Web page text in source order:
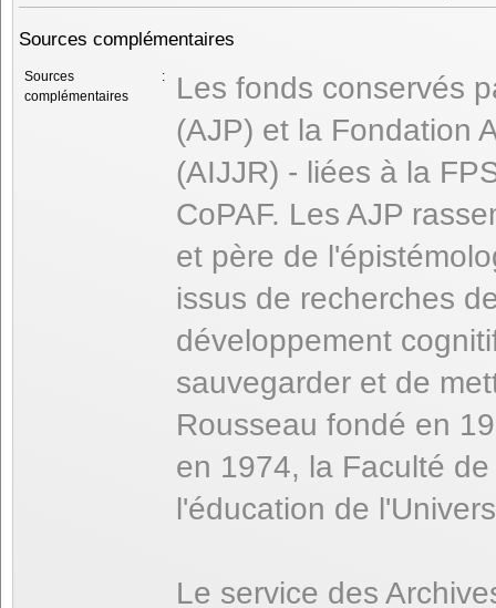
Sources complémentaires
Sources
complémentaires
:
Les fonds conservés
(AJP) et la Fondation
(AIJJR) - liées à la
CoPAF. Les AJP
et père de
issus de recherches
développement
sauvegarder et de
Rousseau fondé en
en 1974, la Faculté
l'éducation de
Le service des